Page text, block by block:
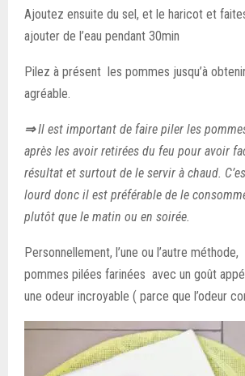
Ajoutez ensuite du sel, et le haricot et
ajouter de l’eau pendant 30min
Pilez à présent les pommes jusqu’à
agréable.
⇒Il est important de faire piler les
après les avoir retirées du feu pour avoir
résultat et surtout de le servir à chaud.
lourd donc il est préférable de le
plutôt que le matin ou en soirée.
Personnellement, l’une ou l’autre
pommes pilées farinées avec un goût
une odeur incroyable ( parce que l’odeur